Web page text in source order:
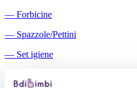
― Forbicine
― Spazzole/Pettini
― Set igiene